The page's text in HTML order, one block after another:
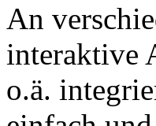
An
interaktive
o.ä.